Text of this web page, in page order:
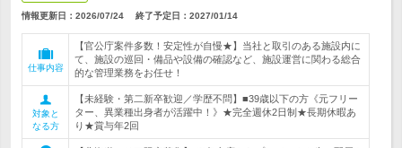
情報更新日：2026/07/24 終了予定日： 2027/01/14
仕事内容
【官公庁案件多数！安定性が自慢★】当社と取引のある施設内に
て、施設の巡回・備品や設備の確認など、施設運営に関わる総合
的な管理業務をお任せ！
対象と
なる方
【未経験・第二新卒歓迎／学歴不問】■39歳以下の方《元フリー
ター、異業種出身者が活躍中！》★完全週休2日制★長期休暇あ
り★賞与年2回